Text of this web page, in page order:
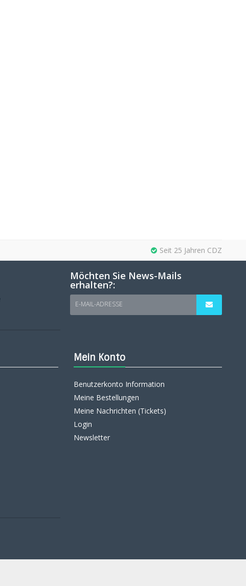
Seit 25 Jahren CDZ
Möchten Sie News-Mails
erhalten?:
E-MAIL-ADRESSE
Mein Konto
Benutzerkonto Information
Meine Bestellungen
Meine Nachrichten (Tickets)
Login
Newsletter